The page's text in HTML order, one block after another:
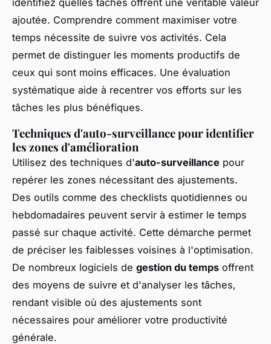
ajoutée. Comprendre comment maximiser votre
temps nécessite de suivre vos activités. Cela
permet de distinguer les moments productifs de
ceux qui sont moins efficaces. Une évaluation
systématique aide à recentrer vos efforts sur les
tâches les plus bénéfiques.
Techniques d'auto-surveillance pour identifier
les zones d'amélioration
Utilisez des techniques d'auto-surveillance pour
repérer les zones nécessitant des ajustements.
Des outils comme des checklists quotidiennes ou
hebdomadaires peuvent servir à estimer le temps
passé sur chaque activité. Cette démarche permet
de préciser les faiblesses voisines à l'optimisation.
De nombreux logiciels de gestion du temps offrent
des moyens de suivre et d'analyser les tâches,
rendant visible où des ajustements sont
nécessaires pour améliorer votre productivité
générale.